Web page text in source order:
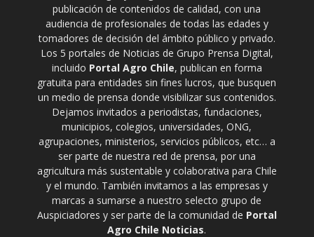
publicación de contenidos de calidad, con una
audiencia de profesionales de todas las edades y
tomadores de decisión del ámbito público y privado.
Los 5 portales de Noticias de Grupo Prensa Digital,
incluido Portal Agro Chile, publican en forma
gratuita para entidades sin fines lucros, que busquen
un medio de prensa donde visibilizar sus contenidos.
Dejamos invitados a periodistas, fundaciones,
municipios, colegios, universidades, ONG,
agrupaciones, ministerios, servicios públicos, etc… a
ser parte de nuestra red de prensa, por una
agricultura más sustentable y colaborativa para Chile
y el mundo. También invitamos a las empresas y
marcas a sumarse a nuestro selecto grupo de
Auspiciadores y ser parte de la comunidad de Portal
Agro Chile Noticias.